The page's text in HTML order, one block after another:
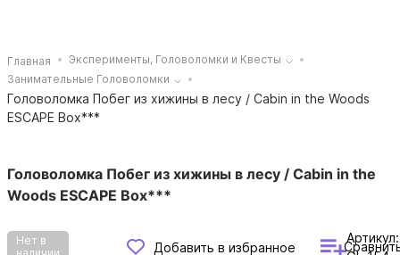
Главная
Эксперименты, Головоломки и Квесты
Занимательные Головоломки
Головоломка Побег из хижины в лесу / Cabin in the Woods
ESCAPE Box***
Головоломка Побег из хижины в лесу / Cabin in the
Woods ESCAPE Box***
Нет в
Добавить в избранное
Артикул: